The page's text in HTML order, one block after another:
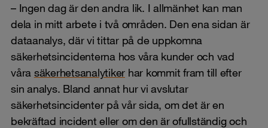
– Ingen dag är den andra lik. I allmänhet kan man
dela in mitt arbete i två områden. Den ena sidan är
dataanalys, där vi tittar på de uppkomna
säkerhetsincidenterna hos våra kunder och vad
våra säkerhetsanalytiker har kommit fram till efter
sin analys. Bland annat hur vi avslutar
säkerhetsincidenter på vår sida, om det är en
bekräftad incident eller om den är ofullständig och